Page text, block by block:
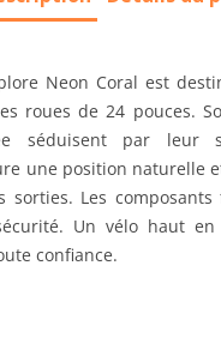
Neon Coral est
roues de 24 pouces.
séduisent par leur
une position naturelle
sorties. Les
Un vélo haut
confiance.